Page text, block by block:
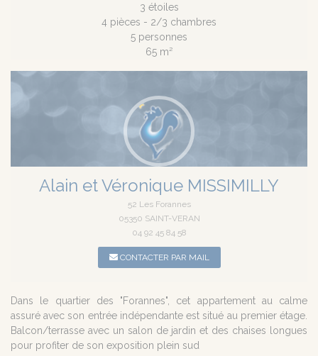
3 étoiles
4 pièces - 2/3 chambres
5 personnes
65 m²
Alain et Véronique MISSIMILLY
52 Les Forannes
05350 SAINT-VERAN
04 92 45 84 58
CONTACTER PAR MAIL
Dans le quartier des "Forannes", cet appartement au calme
assuré avec son entrée indépendante est situé au premier étage.
Balcon/terrasse avec un salon de jardin et des chaises longues
pour profiter de son exposition plein sud